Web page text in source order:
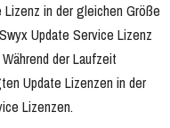
in der gleichen Größe
Update Service Lizenz
der Laufzeit
Update Lizenzen in der
Lizenzen.